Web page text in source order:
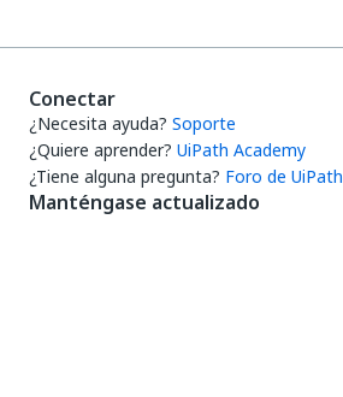
Conectar
¿Necesita ayuda? Soporte
¿Quiere aprender? UiPath Academy
¿Tiene alguna pregunta? Foro de UiPath
Manténgase actualizado